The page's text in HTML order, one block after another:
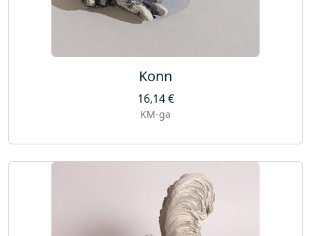
Konn
16,14€
KM-ga